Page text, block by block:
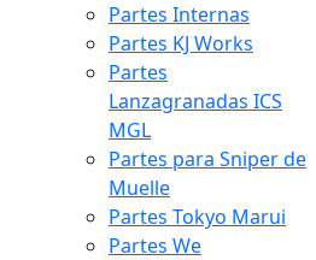
Partes Internas
Partes KJ Works
Partes
Lanzagranadas ICS
MGL
Partes para Sniper de
Muelle
Partes Tokyo Marui
Partes We